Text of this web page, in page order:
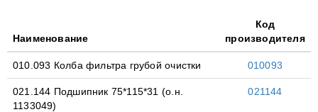
Наименование
Код
производителя
010.093 Колба фильтра грубой очистки 010093
021.144 Подшипник 75*115*31 (о.н.
1133049)
021144